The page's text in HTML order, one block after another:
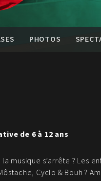
PHOTOS
de 6 à 12 ans
musique s’arrête ? Les
Cyclo & Bouh ?